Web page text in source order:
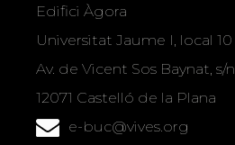
Edifici Àgora
Universitat Jaume I, local 10
Av. de Vicent Sos Baynat, s/n
12071 Castelló de la Plana
e-buc@vives.org